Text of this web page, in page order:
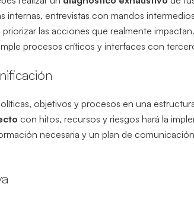
internas, entrevistas con mandos
las acciones que realmente
procesos críticos y interfaces con
objetivos y procesos en una
con hitos, recursos y riesgos hará la
necesaria y un plan de